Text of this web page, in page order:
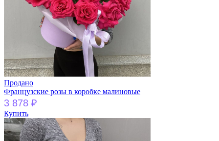
Продано
Французские розы в коробке малиновые
3 878 ₽
Купить